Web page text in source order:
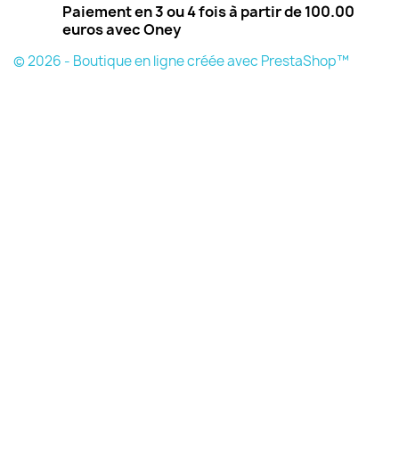
Paiement en 3 ou 4 fois à partir de 100.00
euros avec Oney
© 2026 - Boutique en ligne créée avec PrestaShop™